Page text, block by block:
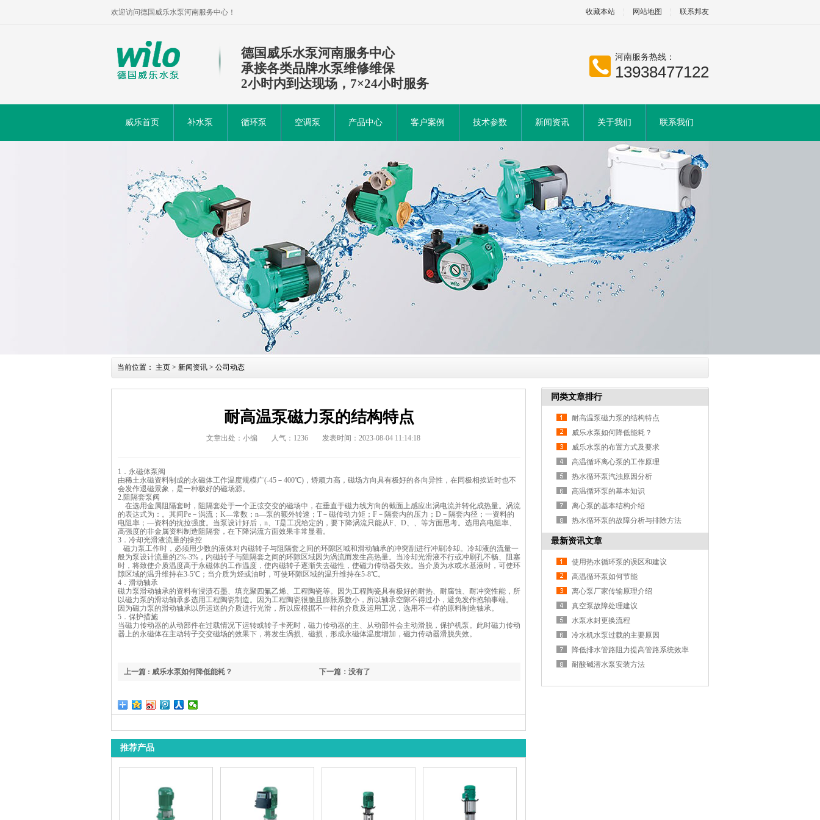
欢迎访问德国威乐水泵河南服务中心！ 收藏本站 网站地图 联系邦友
德国威乐水泵河南服务中心
承接各类品牌水泵维修维保
2小时内到达现场，7×24小时服务
河南服务热线：
13938477122
威乐首页 补水泵 循环泵 空调泵 产品中心 客户案例 技术参数 新闻资讯 关于我们 联系我们
当前位置： 主页 > 新闻资讯 > 公司动态
耐高温泵磁力泵的结构特点
文章出处：小编 人气： 1236 发表时间：2023-08-04 11:14:18
1．永磁体泵阀
由稀土永磁资料制成的永磁体工作温度规模广(-45－400℃)，矫顽力高，磁场方向具有极好的各向异性，在同极相挨近时也不
会发作退磁景象，是一种极好的磁场源。
2.阻隔套泵阀
在选用金属阻隔套时，阻隔套处于一个正弦交变的磁场中，在垂直于磁力线方向的截面上感应出涡电流并转化成热量。涡流
的表达式为：。其间Pe－涡流；K—常数；n—泵的额外转速；T－磁传动力矩；F－隔套内的压力；D－隔套内径；一资料的
电阻率；—资料的抗拉强度。当泵设计好后，n、T是工况给定的，要下降涡流只能从F、D、、等方面思考。选用高电阻率、
高强度的非金属资料制造阻隔套，在下降涡流方面效果非常显着。
3．冷却光滑液流量的操控
磁力泵工作时，必须用少数的液体对内磁转子与阻隔套之间的环隙区域和滑动轴承的冲突副进行冲刷冷却。冷却液的流量一
般为泵设计流量的2%-3%，内磁转子与阻隔套之间的环隙区域因为涡流而发生高热量。当冷却光滑液不行或冲刷孔不畅、阻塞
时，将致使介质温度高于永磁体的工作温度，使内磁转子逐渐失去磁性，使磁力传动器失效。当介质为水或水基液时，可使环
隙区域的温升维持在3-5℃；当介质为烃或油时，可使环隙区域的温升维持在5-8℃。
4．滑动轴承
磁力泵滑动轴承的资料有浸渍石墨、填充聚四氟乙烯、工程陶瓷等。因为工程陶瓷具有极好的耐热、耐腐蚀、耐冲突性能，所
以磁力泵的滑动轴承多选用工程陶瓷制造。因为工程陶瓷很脆且膨胀系数小，所以轴承空隙不得过小，避免发作抱轴事端。
因为磁力泵的滑动轴承以所运送的介质进行光滑，所以应根据不一样的介质及运用工况，选用不一样的原料制造轴承。
5．保护措施
当磁力传动器的从动部件在过载情况下运转或转子卡死时，磁力传动器的主、从动部件会主动滑脱，保护机泵。此时磁力传动
器上的永磁体在主动转子交变磁场的效果下，将发生涡损、磁损，形成永磁体温度增加，磁力传动器滑脱失效。
下一篇：没有了
上一篇 : 威乐水泵如何降低能耗？
推荐产品
同类文章排行
耐高温泵磁力泵的结构特点
威乐水泵如何降低能耗？
威乐水泵的布置方式及要求
高温循环离心泵的工作原理
热水循环泵汽浊原因分析
高温循环泵的基本知识
离心泵的基本结构介绍
热水循环泵的故障分析与排除方法
最新资讯文章
使用热水循环泵的误区和建议
高温循环泵如何节能
离心泵厂家传输原理介绍
真空泵故障处理建议
水泵水封更换流程
冷水机水泵过载的主要原因
降低排水管路阻力提高管路系统效率
耐酸碱潜水泵安装方法